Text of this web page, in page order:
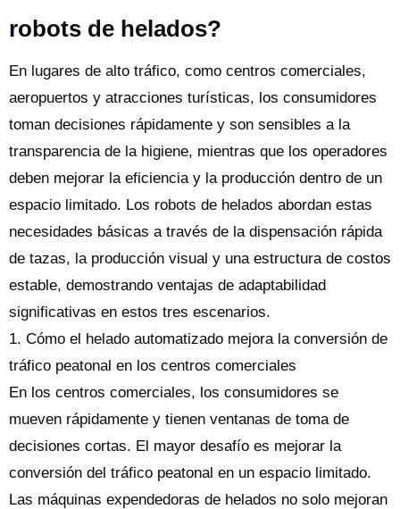
robots de helados?
En lugares de alto tráfico, como centros comerciales,
aeropuertos y atracciones turísticas, los consumidores
toman decisiones rápidamente y son sensibles a la
transparencia de la higiene, mientras que los operadores
deben mejorar la eficiencia y la producción dentro de un
espacio limitado. Los robots de helados abordan estas
necesidades básicas a través de la dispensación rápida
de tazas, la producción visual y una estructura de costos
estable, demostrando ventajas de adaptabilidad
significativas en estos tres escenarios.
1. Cómo el helado automatizado mejora la conversión de
tráfico peatonal en los centros comerciales
En los centros comerciales, los consumidores se
mueven rápidamente y tienen ventanas de toma de
decisiones cortas. El mayor desafío es mejorar la
conversión del tráfico peatonal en un espacio limitado.
Las máquinas expendedoras de helados no solo mejoran